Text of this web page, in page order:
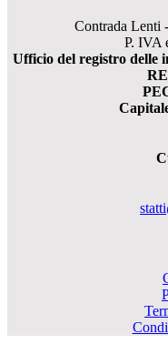
Contrada Lenti
P. IVA
Ufficio del registro delle